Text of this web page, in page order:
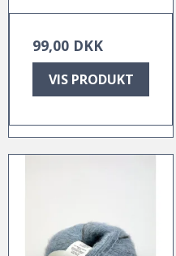
99,00 DKK
VIS PRODUKT